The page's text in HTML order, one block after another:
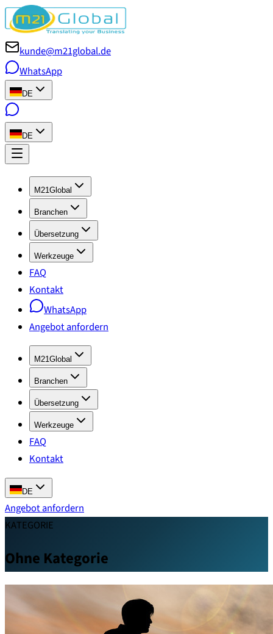
kunde@m21global.de
WhatsApp
DE
DE
M21Global
Branchen
Übersetzung
Werkzeuge
FAQ
Kontakt
WhatsApp
Angebot anfordern
M21Global
Branchen
Übersetzung
Werkzeuge
FAQ
Kontakt
DE
Angebot anfordern
KATEGORIE
Ohne Kategorie